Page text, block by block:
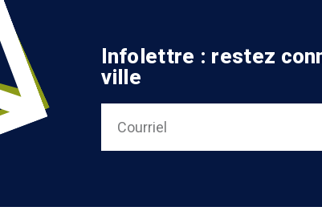
Infolettre : restez
ville